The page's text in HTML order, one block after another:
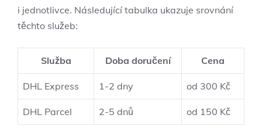
i jednotlivce. Následující tabulka ukazuje srovnání
těchto služeb:
Služba Doba doručení Cena
DHL Express 1-2 dny od 300 Kč
DHL Parcel 2-5 dnů od 150 Kč